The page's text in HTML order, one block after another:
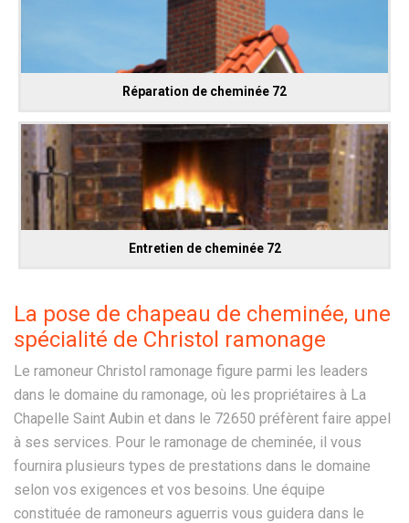
Réparation de cheminée 72
Entretien de cheminée 72
La pose de chapeau de cheminée, une
spécialité de Christol ramonage
Le ramoneur Christol ramonage figure parmi les leaders
dans le domaine du ramonage, où les propriétaires à La
Chapelle Saint Aubin et dans le 72650 préfèrent faire appel
à ses services. Pour le ramonage de cheminée, il vous
fournira plusieurs types de prestations dans le domaine
selon vos exigences et vos besoins. Une équipe
constituée de ramoneurs aguerris vous guidera dans le